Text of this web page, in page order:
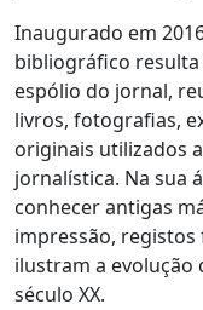
Inaugurado em
bibliográfico
espólio do jornal,
livros, fotografias,
originais utilizados
jornalística. Na sua
conhecer antigas
impressão,
ilustram a evolução
século XX.